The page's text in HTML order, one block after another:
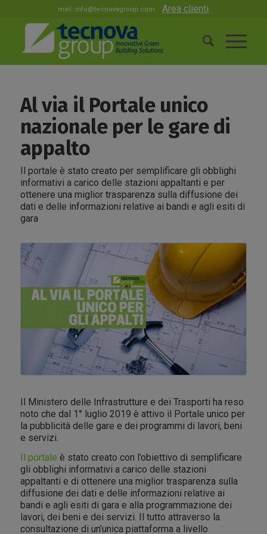
mail: info@tecnovagroup.com Area clienti
Al via il Portale unico
nazionale per le gare di
appalto
Il portale è stato creato per semplificare gli obblighi
informativi a carico delle stazioni appaltanti e per
ottenere una miglior trasparenza sulla diffusione dei
dati e delle informazioni relative ai bandi e agli esiti di
gara
Il Ministero delle Infrastrutture e dei Trasporti ha reso
noto che dal 1° luglio 2019 è attivo il Portale unico per
la pubblicità delle gare e dei programmi di lavori, beni
e servizi.
Il portale è stato creato con l’obiettivo di semplificare
gli obblighi informativi a carico delle stazioni
appaltanti e di ottenere una miglior trasparenza sulla
diffusione dei dati e delle informazioni relative ai
bandi e agli esiti di gara e alla programmazione dei
lavori, dei beni e dei servizi. Il tutto attraverso la
consultazione di un’unica piattaforma a livello